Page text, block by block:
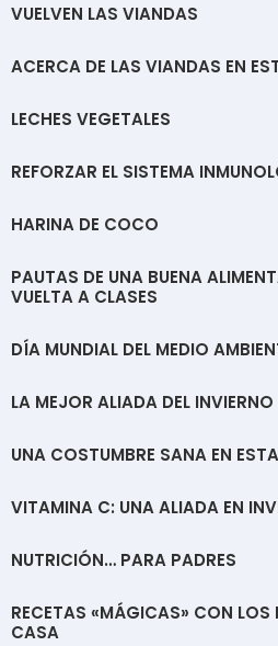
VUELVEN LAS VIANDAS
ACERCA DE LAS VIANDAS EN
LECHES VEGETALES
REFORZAR EL SISTEMA
HARINA DE COCO
PAUTAS DE UNA BUENA
VUELTA A CLASES
DÍA MUNDIAL DEL MEDIO
LA MEJOR ALIADA DEL INVIERNO
UNA COSTUMBRE SANA EN
VITAMINA C: UNA ALIADA EN
NUTRICIÓN… PARA PADRES
RECETAS «MÁGICAS» CON LOS
CASA